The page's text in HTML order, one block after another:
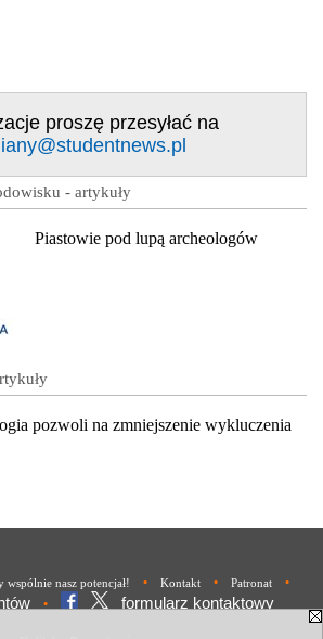
proszę przesyłać na
- artykuły
Piastowie pod lupą archeologów
pozwoli na zmniejszenie wykluczenia
nasz potencjał! • Kontakt • Patronat •
• formularz kontaktowy